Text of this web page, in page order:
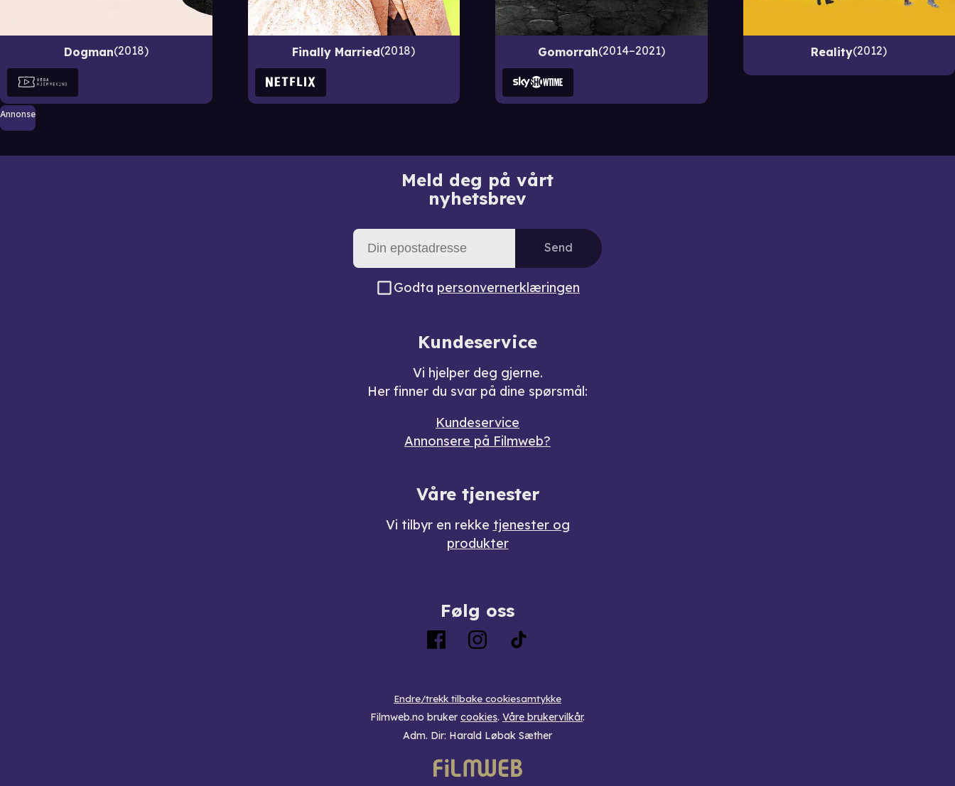
Dogman 2018 Finally Married 2018 Gomorrah 2014–2021 Reality 2012
Annonse
Meld deg på vårt
nyhetsbrev
Send
Godta personvernerklæringen
Kundeservice
Vi hjelper deg gjerne.
Her finner du svar på dine spørsmål:
Kundeservice
Annonsere på Filmweb?
Våre tjenester
Vi tilbyr en rekke tjenester og
produkter
Følg oss
Endre/trekk tilbake cookiesamtykke
Filmweb.no bruker cookies. Våre brukervilkår.
Adm. Dir: Harald Løbak Sæther